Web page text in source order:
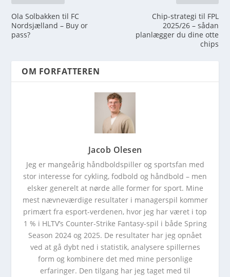
Ola Solbakken til FC
Nordsjælland – Buy or
pass?
Chip-strategi til FPL
2025/26 – sådan
planlægger du dine otte
chips
OM FORFATTEREN
Jacob Olesen
Jeg er mangeårig håndboldspiller og sportsfan med
stor interesse for cykling, fodbold og håndbold – men
elsker generelt at nørde alle former for sport. Mine
mest nævneværdige resultater i managerspil kommer
primært fra esport-verdenen, hvor jeg har været i top
1 % i HLTV’s Counter-Strike Fantasy-spil i både Spring
Season 2024 og 2025. De resultater har jeg opnået
ved at gå dybt ned i statistik, analysere spillernes
form og kombinere det med mine personlige
erfaringer. Den tilgang har jeg taget med til